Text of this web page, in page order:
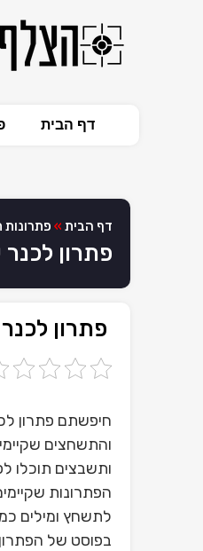
דף הבית
דף הבית »
פתרון
פתרון
חיפשתם פתרון
והתשחצים
ותשבצים תוכלו
הפתרונות
לתשחץ ומילים
בפוסט של